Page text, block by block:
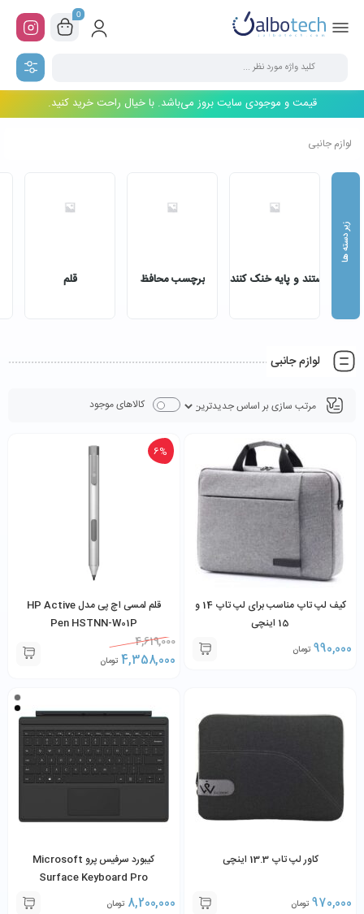
0
قیمت و موجودی سایت بروز می‌باشد. با خیال راحت خرید کنید.
لوازم جانبی
استند و پایه خنک کننده برچسب محافظ قلم
لوازم جانبی
کالاهای موجود
کیف لپ تاپ مناسب برای لپ تاپ 14 و
15 اینچی
990,000 تومان
6%
قلم لمسی اچ پی مدل HP Active
Pen HSTNN-W01P
4,619,000
4,358,000 تومان
کاور لپ تاپ 13.3 اینچی
970,000 تومان
کیبورد سرفیس پرو Microsoft
Surface Keyboard Pro
8,200,000 تومان